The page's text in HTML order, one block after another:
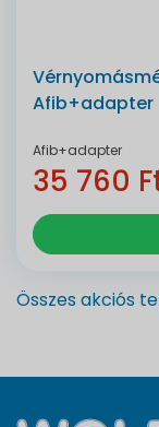
Afib+adapter
Afib+adapter
35 760
Összes akciós